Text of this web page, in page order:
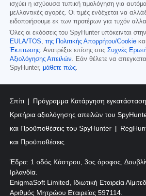
ισχύει η ισχύουσα τυπική τιμολόγηση για
μελλοντικές αγορές. Οι τιμές ενδέχεται να
ειδοποιήσουμε εκ των προτέρων για τυχόν
Όλες οι εκδόσεις του SpyHunter υπόκεινται
EULA/TOS, της Πολιτικής Απορρήτου/Cookie
Έκπτωσης. Ανατρέξτε επίσης στις Συχνές
Αξιολόγησης Απειλών. Εάν θέλετε να
SpyHunter, μάθετε πώς.
Σπίτι
Πρόγραμμα Κατάργηση
Κριτήρια αξιολόγησης απειλών του
και Προϋποθέσεις του SpyHunter
και Προϋποθέσεις
Έδρα: 1 οδός Κάστρου, 3ος όροφος,
Ιρλανδία.
EnigmaSoft Limited, Ιδιωτική Εταιρεία
Αριθμός Μητρώου Εταιρείας 597114.